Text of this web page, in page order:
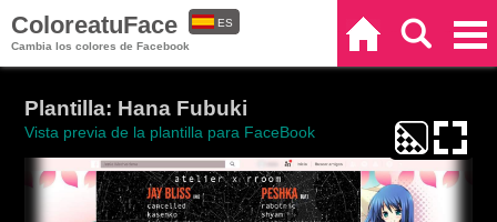
ColoreatuFace
Cambia los colores de Facebook
ES
Plantilla: Hana Fubuki
Vista previa de la plantilla para FaceBook